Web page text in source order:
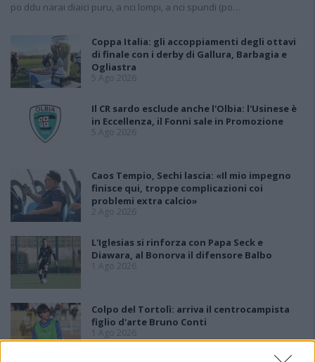
po ddu narai diaici puru, a nci lompi, a nci spundi (po…
Coppa Italia: gli accoppiamenti degli ottavi
di finale con i derby di Gallura, Barbagia e
Ogliastra
5 Ago 2026
Il CR sardo esclude anche l'Olbia: l'Usinese è
in Eccellenza, il Fonni sale in Promozione
5 Ago 2026
Caos Tempio, Sechi lascia: «Il mio impegno
finisce qui, troppe complicazioni coi
problemi extra calcio»
2 Ago 2026
L'Iglesias si rinforza con Papa Seck e
Diawara, al Bonorva il difensore Balbo
1 Ago 2026
Colpo del Tortolì: arriva il centrocampista
figlio d'arte Bruno Conti
1 Ago 2026